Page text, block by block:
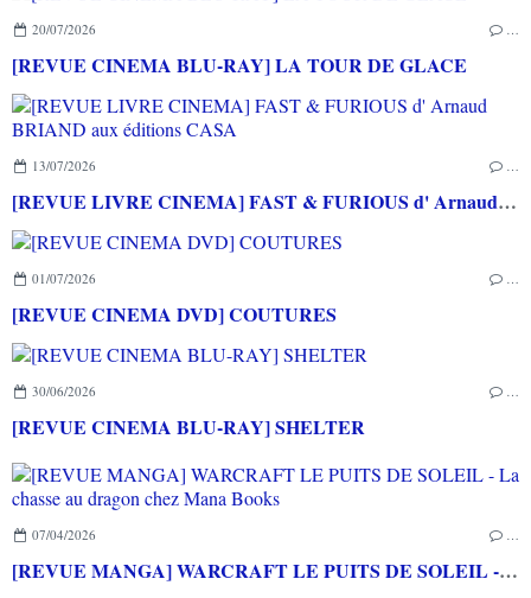
20/07/2026 …
[REVUE CINEMA BLU-RAY] LA TOUR DE GLACE
13/07/2026 …
[REVUE LIVRE CINEMA] FAST & FURIOUS d' Arnaud BRIAND aux éditions CASA
01/07/2026 …
[REVUE CINEMA DVD] COUTURES
30/06/2026 …
[REVUE CINEMA BLU-RAY] SHELTER
07/04/2026 …
[REVUE MANGA] WARCRAFT LE PUITS DE SOLEIL - La chasse au dragon chez Mana Books